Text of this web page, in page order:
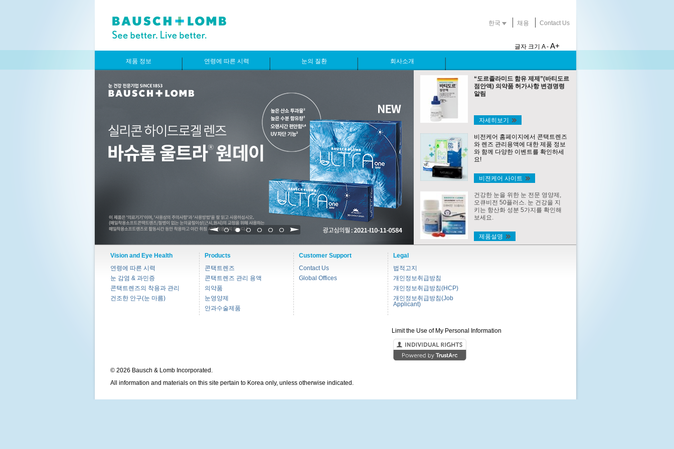
한국 채용 Contact Us
글자 크기 A - A+
제품 정보 연령에 따른 시력 눈의 질환 회사소개
1 2 3 4 5 6
“도르졸라미드 함유 제제”(바티도르
점안액) 의약품 허가사항 변경명령
알림
자세히보기
비전케어 홈페이지에서 콘택트렌즈
와 렌즈 관리용액에 대한 제품 정보
와 함께 다양한 이벤트를 확인하세
요!
비젼케어 사이트
건강한 눈을 위한 눈 전문 영양제,
오큐비전 50플러스. 눈 건강을 지
키는 항산화 성분 5가지를 확인해
보세요.
제품설명
Vision and Eye Health
연령에 따른 시력
눈 감염 & 과민증
콘택트렌즈의 착용과 관리
건조한 안구(눈 마름)
Products
콘택트렌즈
콘택트렌즈 관리 용액
의약품
눈영양제
안과수술제품
Customer Support
Contact Us
Global Offices
Legal
법적고지
개인정보취급방침
개인정보취급방침(HCP)
개인정보취급방침(Job
Applicant)
Limit the Use of My Personal Information
© 2026 Bausch & Lomb Incorporated.
All information and materials on this site pertain to Korea only, unless otherwise indicated.